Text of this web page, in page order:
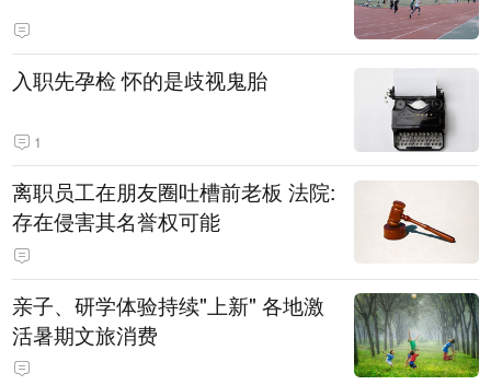
入职先孕检 怀的是歧视鬼胎
1
离职员工在朋友圈吐槽前老板 法院:
存在侵害其名誉权可能
亲子、研学体验持续"上新" 各地激
活暑期文旅消费